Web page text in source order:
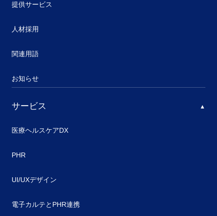
提供サービス
人材採用
関連用語
お知らせ
サービス
医療ヘルスケアDX
PHR
UI/UXデザイン
電子カルテとPHR連携